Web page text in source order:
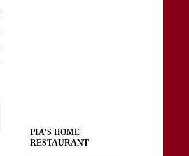
PIA'S HOME
RESTAURANT